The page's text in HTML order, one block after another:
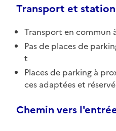
Transport et
Transport en commun
Pas de places de
t
Places de parking à
ces adaptées et
Chemin vers